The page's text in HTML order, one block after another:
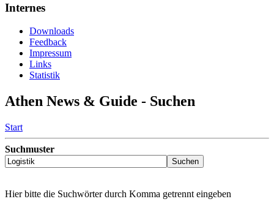
Internes
Downloads
Feedback
Impressum
Links
Statistik
Athen News & Guide - Suchen
Start
Suchmuster
Hier bitte die Suchwörter durch Komma getrennt eingeben